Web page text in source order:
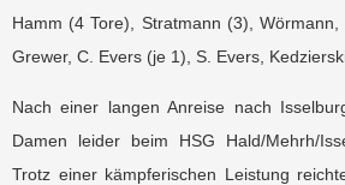
Hamm (4 Tore), Stratmann (3), Wörmann,
Grewer, C. Evers (je 1), S. Evers,
Nach einer langen Anreise nach
Damen leider beim HSG Hald/Mehrh/
Trotz einer kämpferischen Leistung